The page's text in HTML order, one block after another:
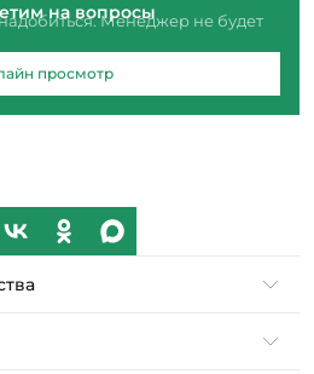
на вопросыМенеджер не будет
просмотр